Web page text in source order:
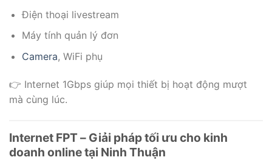
Điện thoại livestream
Máy tính quản lý đơn
Camera, WiFi phụ
👉 Internet 1Gbps giúp mọi thiết bị hoạt động mượt
mà cùng lúc.
Internet FPT – Giải pháp tối ưu cho kinh
doanh online tại Ninh Thuận